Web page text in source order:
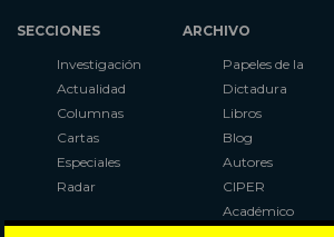
SECCIONES
Investigación
Actualidad
Columnas
Cartas
Especiales
Radar
ARCHIVO
Papeles de la
Dictadura
Libros
Blog
Autores
CIPER
Académico